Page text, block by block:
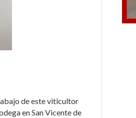
de este viticultor
en San Vicente de